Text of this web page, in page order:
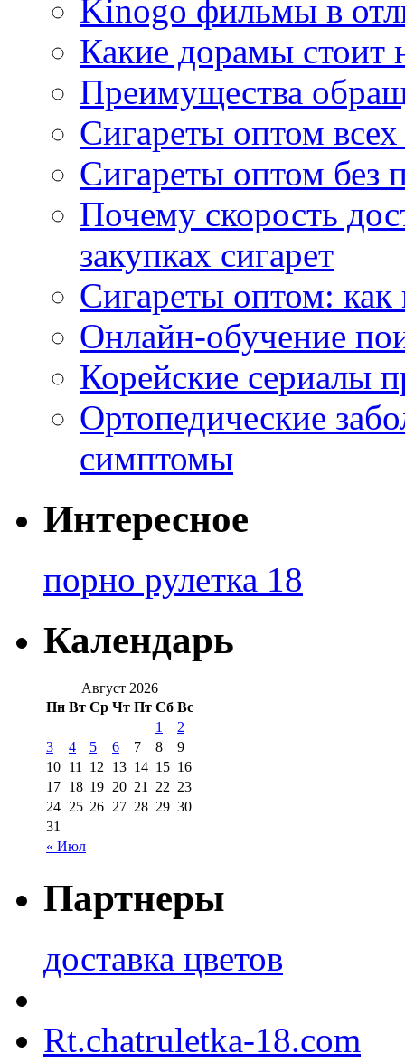
Kinogo фильмы в
Какие дорамы стоит
Преимущества
Сигареты оптом
Сигареты оптом без
Почему скорость
закупках сигарет
Сигареты оптом:
Онлайн-обучение
Корейские сериалы
Ортопедические
симптомы
Интересное
порно рулетка 18
Календарь
Август 2026
Пн Вт Ср Чт Пт Сб Вс
« Июл
1
2
3
4 5 6 7 8
9
10 11 12 13 14 15 16
17 18 19 20 21 22 23
24 25 26 27 28 29 30
31
Партнеры
доставка цветов
Rt.chatruletka-18.com